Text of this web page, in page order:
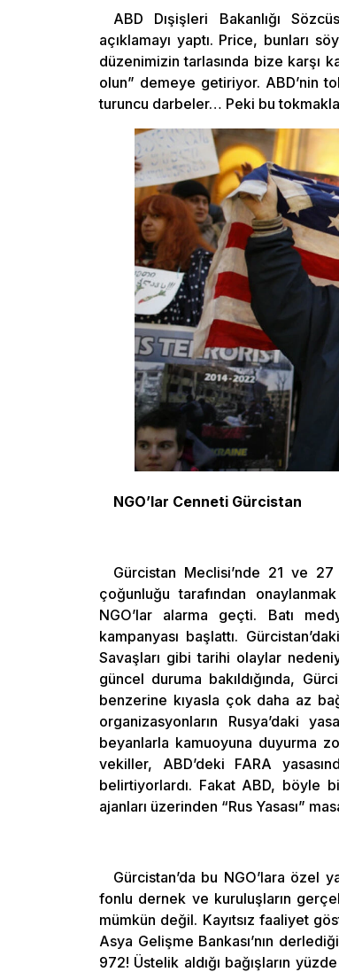
ABD Dışişleri Bakanlığı
açıklamayı yaptı. Price, bunları
düzenimizin tarlasında bize karşı
olun” demeye getiriyor. ABD’nin
turuncu darbeler… Peki bu
NGO’lar Cenneti Gürcistan
Gürcistan Meclisi’nde 21 ve
çoğunluğu tarafından
NGO’lar alarma geçti. Batı
kampanyası başlattı.
Savaşları gibi tarihi olaylar
güncel duruma bakıldığında,
benzerine kıyasla çok daha az
organizasyonların Rusya’daki
beyanlarla kamuoyuna duyurma
vekiller, ABD’deki FARA
belirtiyorlardı. Fakat ABD, böyle
ajanları üzerinden “Rus Yasası”
Gürcistan’da bu NGO’lara özel
fonlu dernek ve kuruluşların
mümkün değil. Kayıtsız faaliyet
Asya Gelişme Bankası’nın
972! Üstelik aldığı bağışların